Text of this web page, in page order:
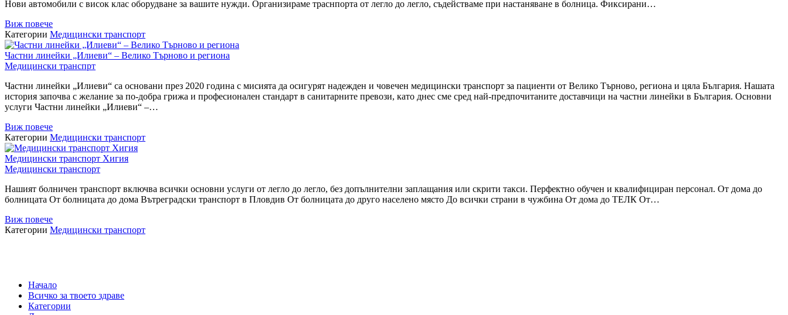
Нови автомобили с висок клас оборудване за вашите нужди. Организираме траснпорта от легло до легло, съдействаме при настаняване в болница. Фиксирани…
Виж повече
Категории Медицински транспорт
Частни линейки „Илиеви“ – Велико Търново и региона
Медицински транспрт
Частни линейки „Илиеви“ са основани през 2020 година с мисията да осигурят надежден и човечен медицински транспорт за пациенти от Велико Търново, региона и цяла България. Нашата
история започва с желание за по-добра грижа и професионален стандарт в санитарните превози, като днес сме сред най-предпочитаните доставчици на частни линейки в България. Основни
услуги Частни линейки „Илиеви“ –…
Виж повече
Категории Медицински транспорт
Медицински транспорт Хигия
Медицински транспорт
Нашият болничен транспорт включва всички основни услуги от легло до легло, без допълнителни заплащания или скрити такси. Перфектно обучен и квалифициран персонал. От дома до
болницата От болницата до дома Вътреградски транспорт в Пловдив От болницата до друго населено място До всички страни в чужбина От дома до ТЕЛК От…
Виж повече
Категории Медицински транспорт
Начало
Всичко за твоето здраве
Категории